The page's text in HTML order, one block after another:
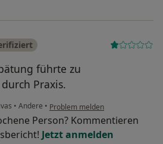
führte zu
Praxis.
• Andere • Problem melden
Person? Kommentieren
Jetzt anmelden